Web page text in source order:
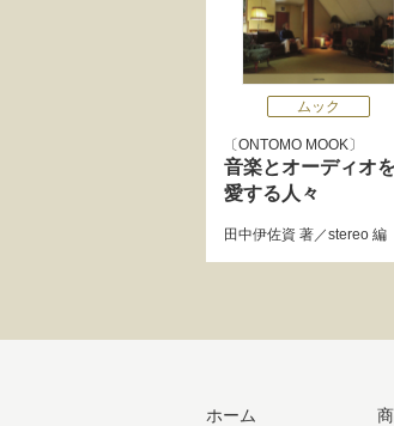
ムック
ONTOMO MOOK
音楽とオーディオを
愛する人々
田中伊佐資 著／stereo 編
ホーム